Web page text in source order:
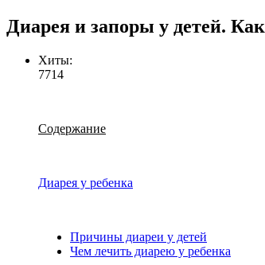
Диарея и запоры у детей.
Хиты:
7714
Содержание
Диарея у ребенка
Причины диареи у детей
Чем лечить диарею у ребенка